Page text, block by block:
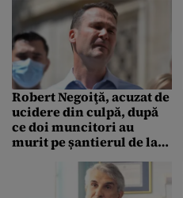
Parchetul a clasat fapta,
iar femeia va fi judecată
doar pentru conducere
fără permis
Robert Negoiţă, acuzat de
ucidere din culpă, după
ce doi muncitori au
murit pe șantierul de la